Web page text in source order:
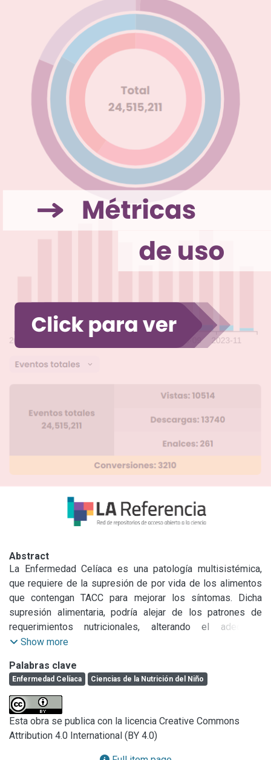
Abstract
La Enfermedad Celíaca es una patología multisistémica,
que requiere de la supresión de por vida de los alimentos
que contengan TACC para mejorar los síntomas. Dicha
supresión alimentaria, podría alejar de los patrones de
requerimientos nutricionales, alterando el adecuado
crecimiento y desarrollo de los niños.
Show more
Palabras clave
Enfermedad Celíaca Ciencias de la Nutrición del Niño
Esta obra se publica con la licencia Creative Commons
Attribution 4.0 International (BY 4.0)